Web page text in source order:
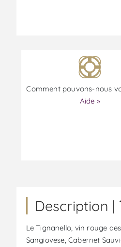
Comment pouvons-nous
Aide »
Description |
Le Tignanello, vin rouge
Sangiovese, Cabernet